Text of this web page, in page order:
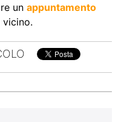
un appuntamento
vicino.